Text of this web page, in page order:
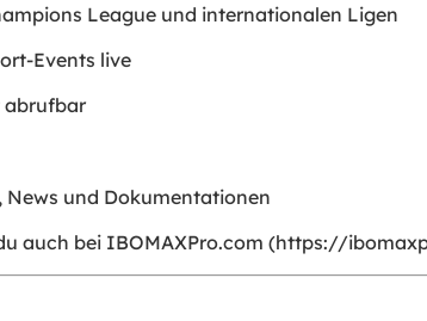
League und internationalen Ligen
Events live
abrufbar
und Dokumentationen
auch bei IBOMAXPro.com (https://